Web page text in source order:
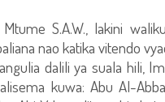
S.A.W., lakini
nao katika vitendo
dalili ya suala hili,
kuwa: Abu Al-